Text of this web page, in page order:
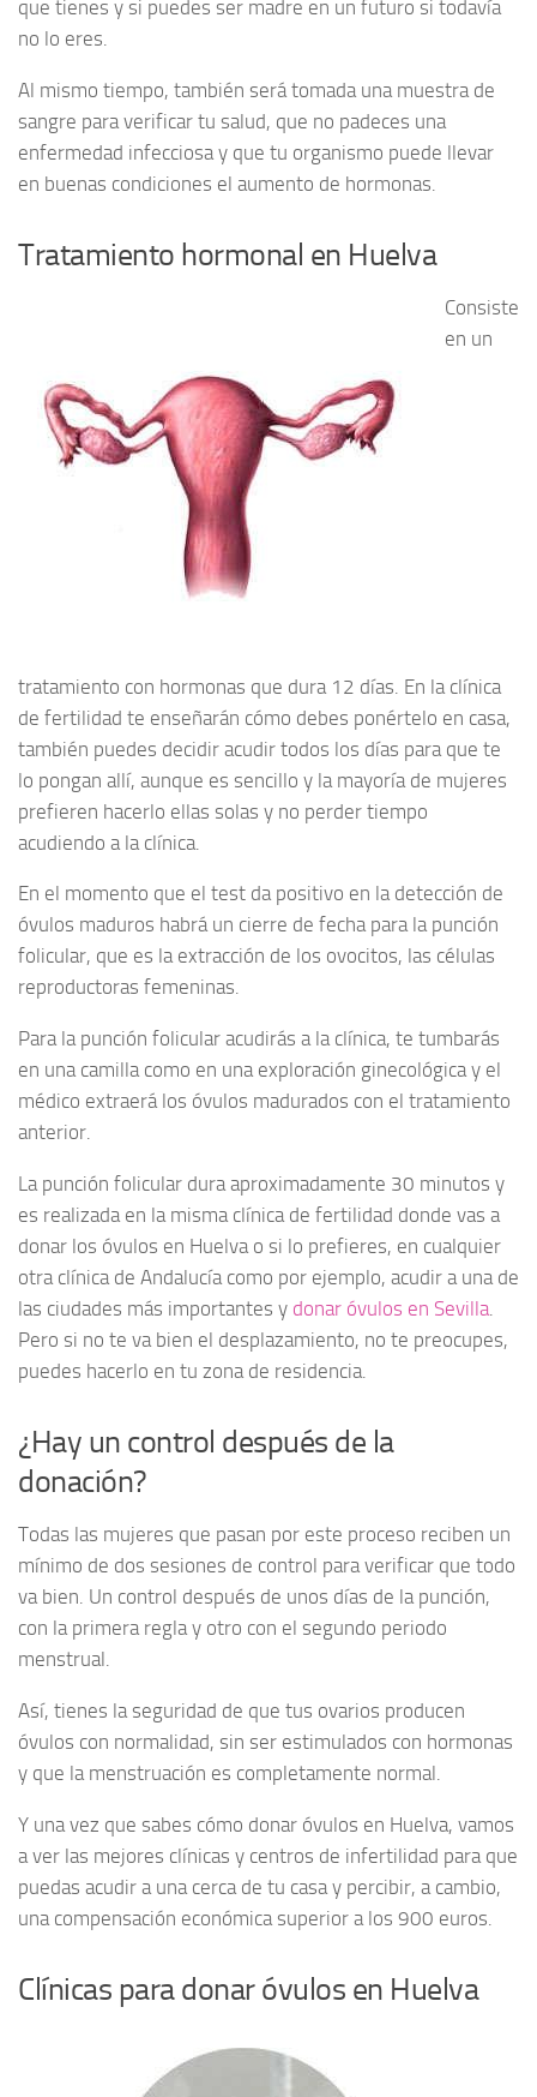
que tienes y si puedes ser madre en un futuro si todavía
no lo eres.
Al mismo tiempo, también será tomada una muestra de
sangre para verificar tu salud, que no padeces una
enfermedad infecciosa y que tu organismo puede llevar
en buenas condiciones el aumento de hormonas.
Tratamiento hormonal en Huelva
Consiste
en un
tratamiento con hormonas que dura 12 días. En la clínica
de fertilidad te enseñarán cómo debes ponértelo en casa,
también puedes decidir acudir todos los días para que te
lo pongan allí, aunque es sencillo y la mayoría de mujeres
prefieren hacerlo ellas solas y no perder tiempo
acudiendo a la clínica.
En el momento que el test da positivo en la detección de
óvulos maduros habrá un cierre de fecha para la punción
folicular, que es la extracción de los ovocitos, las células
reproductoras femeninas.
Para la punción folicular acudirás a la clínica, te tumbarás
en una camilla como en una exploración ginecológica y el
médico extraerá los óvulos madurados con el tratamiento
anterior.
La punción folicular dura aproximadamente 30 minutos y
es realizada en la misma clínica de fertilidad donde vas a
donar los óvulos en Huelva o si lo prefieres, en cualquier
otra clínica de Andalucía como por ejemplo, acudir a una de
las ciudades más importantes y donar óvulos en Sevilla
Pero si no te va bien el desplazamiento, no te preocupes,
puedes hacerlo en tu zona de residencia.
¿Hay un control después de la
donación?
Todas las mujeres que pasan por este proceso reciben un
mínimo de dos sesiones de control para verificar que todo
va bien. Un control después de unos días de la punción,
con la primera regla y otro con el segundo periodo
menstrual.
Así, tienes la seguridad de que tus ovarios producen
óvulos con normalidad, sin ser estimulados con hormonas
y que la menstruación es completamente normal.
Y una vez que sabes cómo donar óvulos en Huelva, vamos
a ver las mejores clínicas y centros de infertilidad para que
puedas acudir a una cerca de tu casa y percibir, a cambio,
una compensación económica superior a los 900 euros.
Clínicas para donar óvulos en Huelva